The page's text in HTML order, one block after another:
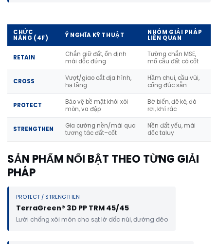
CHỨC
NĂNG (4F) Ý NGHĨA KỸ THUẬT NHÓM GIẢI PHÁP
LIÊN QUAN
RETAIN
Chắn giữ đất, ổn định
mái dốc đứng
Tường chắn MSE,
mố cầu đất có cốt
CROSS
Vượt/giao cắt địa hình,
hạ tầng
Hầm chui, cầu vùi,
cống đúc sẵn
PROTECT
Bảo vệ bề mặt khỏi xói
mòn, va đập
Bờ biển, đê kè, đá
rơi, khí rác
STRENGTHEN
Gia cường nền/mái qua
tương tác đất–cốt
Nền đất yếu, mái
dốc taluy
SẢN PHẨM NỔI BẬT THEO TỪNG GIẢI
PHÁP
PROTECT / STRENGTHEN
TerraGreen® 3D PP TRM 45/45
Lưới chống xói mòn cho sạt lở dốc núi, đường đèo